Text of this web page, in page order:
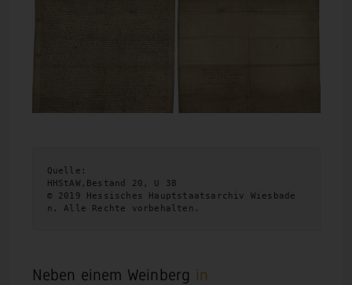
Quelle:
HHStAW,Bestand 20, U 38
© 2019 Hessisches Hauptstaatsarchiv Wiesbade
n. Alle Rechte vorbehalten.
Neben einem Weinberg in